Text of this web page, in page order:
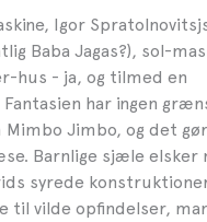
Igor
Baba Jagas?), sol-
hus - ja, og tilmed en
har ingen
Jimbo, og det
Barnlige sjæle elsker
syrede
til vilde opfindelser,